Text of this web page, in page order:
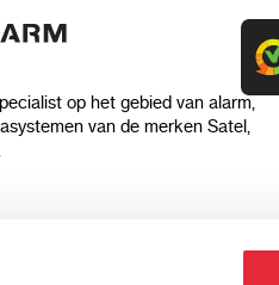
op het gebied van alarm,
van de merken Satel,